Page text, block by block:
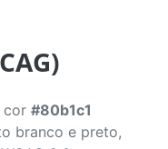
cor #80b1c1
branco e preto,